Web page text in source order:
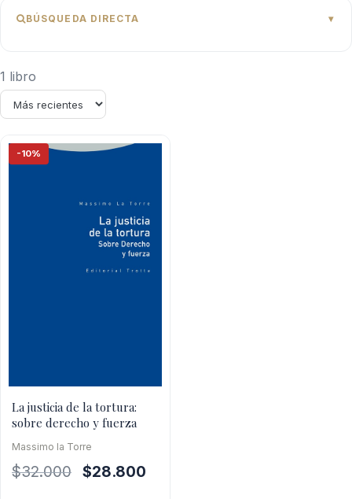
BÚSQUEDA DIRECTA
1 libro
-10%
La justicia de la tortura:
sobre derecho y fuerza
Massimo la Torre
$32.000
El
$28.800